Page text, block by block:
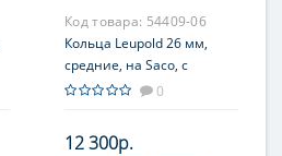
Код товара: 54409-06
Кольца Leupold 26 мм,
средние, на Saco, с
винтовым зажимом No-
0
12 300р.